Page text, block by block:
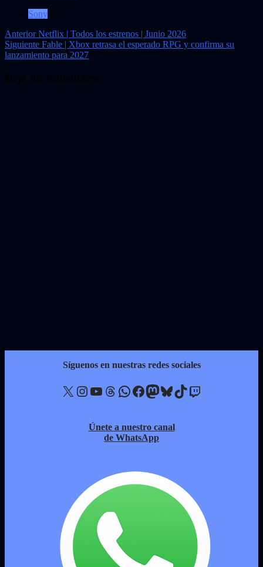
Sony
Navegación
de
AnteriorNetflix | Todos los estrenos | Junio 2026
Siguiente Fable | Xbox retrasa el esperado RPG y confirma su
lanzamiento para 2027
Síguenos en nuestras redes sociales
X Instagram YouTube Threads WhatsApp Facebook Mastodon Bluesky TikTok Twitch
Únete a nuestro canal
de WhatsApp